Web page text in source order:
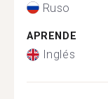
Ruso
APRENDE
Inglés